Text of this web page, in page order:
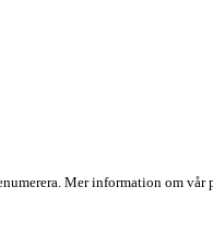
Mer information om